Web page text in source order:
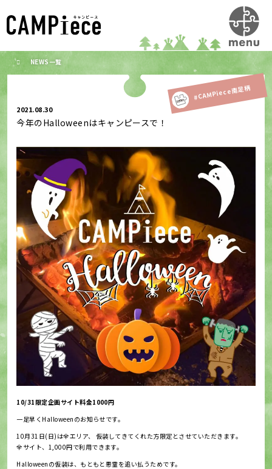
NEWS一覧
#CAMPiece南足柄
2021.08.30
今年のHalloweenはキャンピースで！
10/31限定企画サイト料金1000円
一足早くHalloweenのお知らせです。
10月31日(日)は全エリア、 仮装してきてくれた方限定とさせていただきます。
全サイト、1,000円で利用できます。
Halloweenの仮装は、もともと悪霊を追い払うためです。